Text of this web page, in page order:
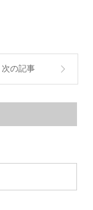
次の記事